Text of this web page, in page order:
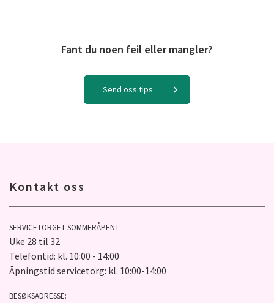
Fant du noen feil eller mangler?
Send oss tips
Kontakt oss
SERVICETORGET SOMMERÅPENT:
Uke 28 til 32
Telefontid: kl. 10:00 - 14:00
Åpningstid servicetorg: kl. 10:00-14:00
BESØKSADRESSE: